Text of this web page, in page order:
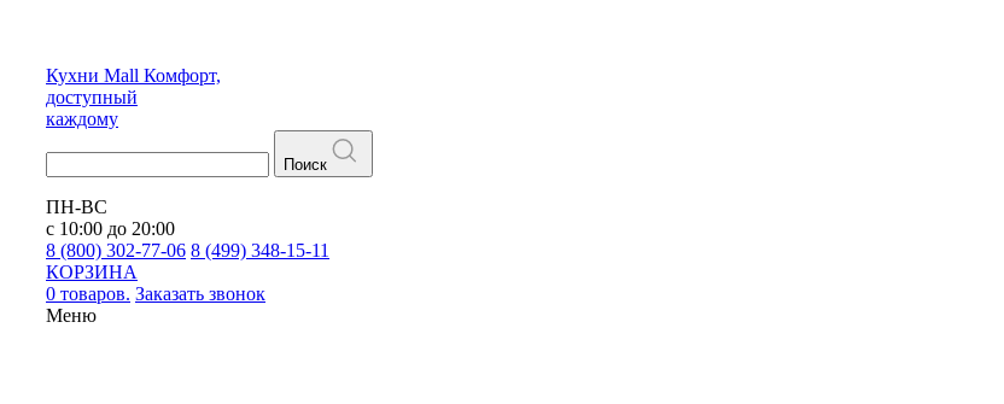
Кухни Mall Комфорт,
доступный
каждому
Поиск
ПН-ВС
с 10:00 до 20:00
8 (800) 302-77-06 8 (499) 348-15-11
КОРЗИНА
0 товаров. Заказать звонок
Меню